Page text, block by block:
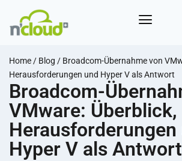
Home/ Blog / Broadcom-Übernahme von
Herausforderungen und Hyper V als Antwort
Broadcom-
VMware: Überblick,
Herausforderungen
Hyper V als Antwort